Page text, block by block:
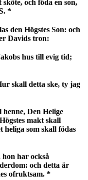
och föda en son,
*
den Högstes Son: och
Davids tron:
hus till evig tid;
skall detta ske, ty jag
henne, Den Helige
makt skall
heliga som skall födas
har också
och detta är
ofruktsam. *